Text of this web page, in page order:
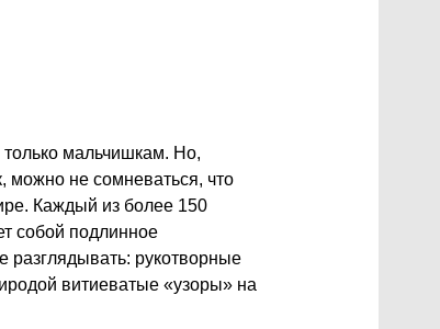
только мальчишкам. Но,
можно не сомневаться, что
Каждый из более 150
собой подлинное
разглядывать: рукотворные
витиеватые «узоры» на